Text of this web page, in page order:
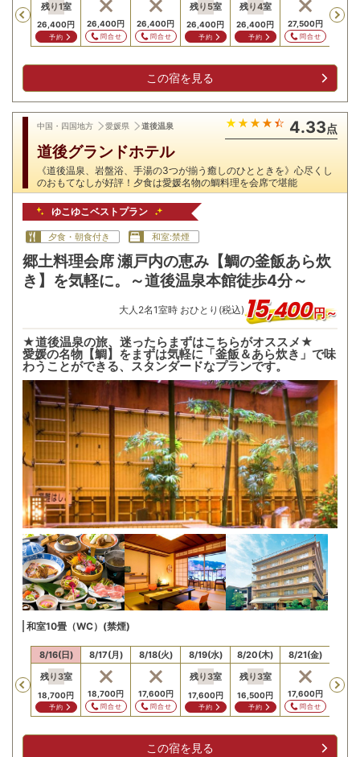
Previous
残り1室
26,400円
予約
26,400円
問合せ
26,400円
問合せ
残り 5室
26,400円
予約
残り4室
26,400円
予約
27,500円
問合せ
この宿を見る
中国・四国地方 愛媛県 道後温泉 4.33点
道後グランドホテル
《道後温泉、岩盤浴、手湯の3つが揃う癒しのひとときを》心尽くし
のおもてなしが好評！夕食は愛媛名物の鯛料理を会席で堪能
ゆこゆこベストプラン
夕食・朝食付き 和室:禁煙
郷土料理会席 瀬戸内の恵み【鯛の釜飯あら炊
き】を気軽に。～道後温泉本館徒歩4分～
大人 2名1室時 おひとり(税込)15,400円～
★道後温泉の旅、迷ったらまずはこちらがオススメ★
愛媛の名物【鯛】をまずは気軽に「釜飯＆あら炊き」で味
わうことができる、スタンダードなプランです。
和室10畳（WC）(禁煙)
Previous
8/16(日)
残り3室
18,700円
予約
8/17(月)
18,700円
問合せ
8/18(火)
17,600円
問合せ
8/19(水)
残り3室
17,600円
予約
8/20(木)
残り3室
16,500円
予約
8/21(金)
17,600円
問合せ
この宿を見る